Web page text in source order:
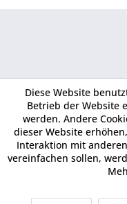
Diese Website
Betrieb der Website
werden. Andere
dieser Website
Interaktion mit
vereinfachen sollen,